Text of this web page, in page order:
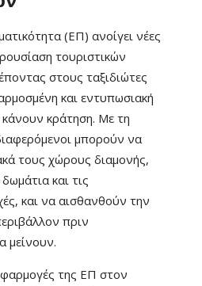
(ΕΠ) ανοίγει νέες
τουριστικών
στους ταξιδιώτες
και εντυπωσιακή
κάνουν κράτηση. Με τη
μπορούν να
τους χώρους διαμονής,
και τις
και να αισθανθούν την
πριν
μείνουν.
της ΕΠ στον